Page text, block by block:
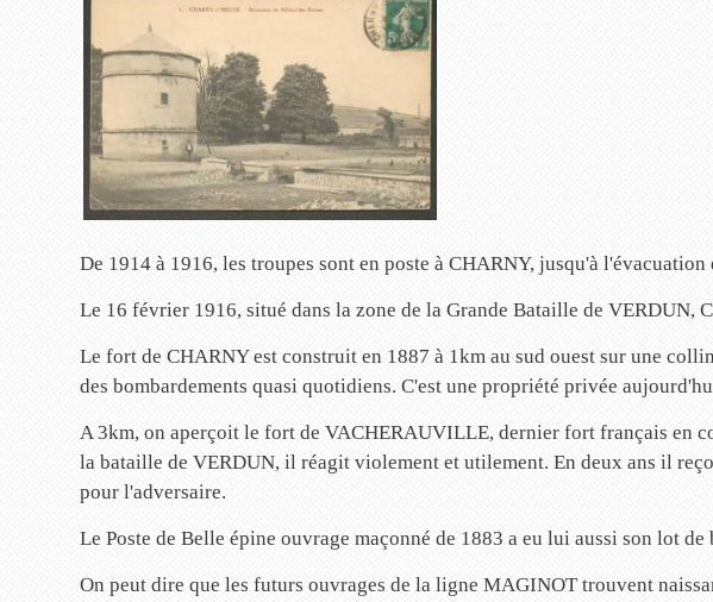
De 1914 à 1916, les troupes sont en poste à CHARNY, jusqu'à
Le 16 février 1916, situé dans la zone de la Grande Bataille de VERDUN,
Le fort de CHARNY est construit en 1887 à 1km au sud ouest sur une
des bombardements quasi quotidiens. C'est une propriété privée
A 3km, on aperçoit le fort de VACHERAUVILLE, dernier fort français en
la bataille de VERDUN, il réagit violement et utilement. En deux ans il
pour l'adversaire.
Le Poste de Belle épine ouvrage maçonné de 1883 a eu lui aussi son lot
On peut dire que les futurs ouvrages de la ligne MAGINOT trouvent